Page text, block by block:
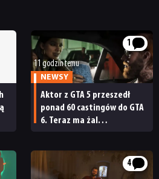
1
11 godzin temu
NEWSY
Aktor z GTA 5 przeszedł
ponad 60 castingów do GTA
6. Teraz ma żal
4